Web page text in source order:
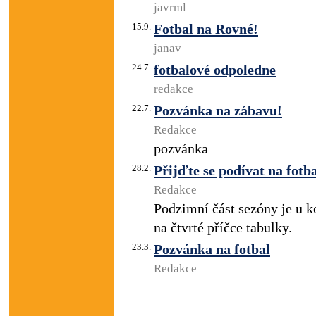
javrml
15.9. Fotbal na Rovné!
janav
24.7. fotbalové odpoledne
redakce
22.7. Pozvánka na zábavu!
Redakce
pozvánka
28.2. Přijďte se podívat na
Redakce
Podzimní část sezóny je u
na čtvrté příčce tabulky.
23.3. Pozvánka na fotbal
Redakce